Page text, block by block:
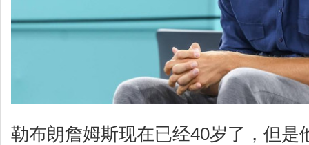
勒布朗詹姆斯现在已经40岁了，但是